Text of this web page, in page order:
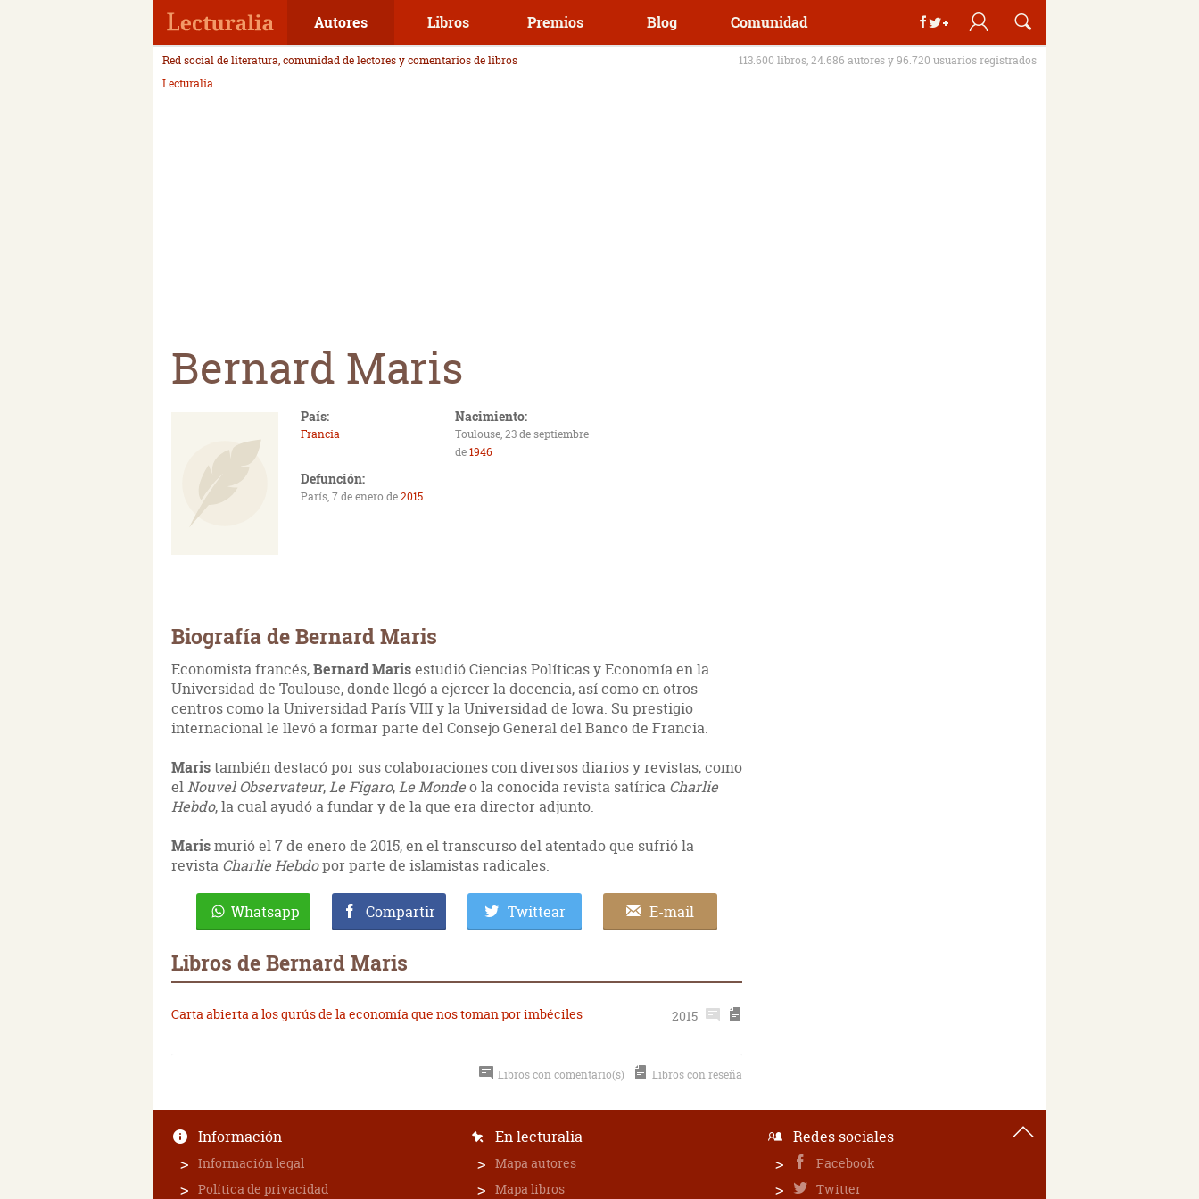
Autores Libros Premios Blog Comunidad
Red social de literatura, comunidad de lectores y comentarios de libros
113.600 libros, 24.686 autores y 96.720 usuarios registrados
Lecturalia
Bernard Maris
País:
Francia
Nacimiento:
Toulouse, 23 de septiembre
de1946
Defunción:
París, 7 de enero de2015
Biografía de Bernard Maris
Economista francés,Bernard Marisestudió Ciencias Políticas y Economía en la
Universidad de Toulouse, donde llegó a ejercer la docencia, así como en otros
centros como la Universidad París VIII y la Universidad de Iowa. Su prestigio
internacional le llevó a formar parte del Consejo General del Banco de Francia.
Maristambién destacó por sus colaboraciones con diversos diarios y revistas, como
elNouvel Observateur,Le Figaro,Le Mondeo la conocida revista satírica Charlie
Hebdo, la cual ayudó a fundar y de la que era director adjunto.
Marismurió el 7 de enero de 2015, en el transcurso del atentado que sufrió la
revista Charlie Hebdopor parte de islamistas radicales.
Whatsapp Compartir Twittear E-mail
Libros de Bernard Maris
Carta abierta a los gurús de la economía que nos toman por imbéciles 2015
Libros con comentario(s) Libros con reseña
Información
Información legal
Política de privacidad
En lecturalia
Mapa autores
Mapa libros
Redes sociales
Facebook
Twitter